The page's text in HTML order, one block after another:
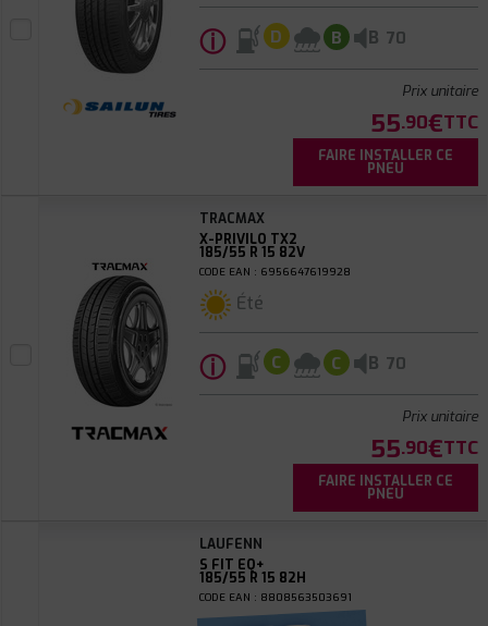
ⓘ D B B 70
Prix unitaire
55.90€TTC
FAIRE INSTALLER CE
PNEU
TRACMAX
X-PRIVILO TX2
185/55 R 15 82V
CODE EAN : 6956647619928
Été
ⓘ C C B 70
Prix unitaire
55.90€TTC
FAIRE INSTALLER CE
PNEU
LAUFENN
S FIT EQ+
185/55 R 15 82H
CODE EAN : 8808563503691